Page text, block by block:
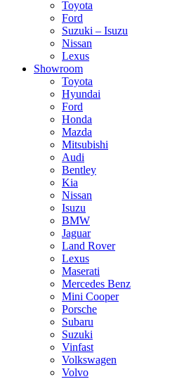
Toyota
Ford
Suzuki – Isuzu
Nissan
Lexus
Showroom
Toyota
Hyundai
Ford
Honda
Mazda
Mitsubishi
Audi
Bentley
Kia
Nissan
Isuzu
BMW
Jaguar
Land Rover
Lexus
Maserati
Mercedes Benz
Mini Cooper
Porsche
Subaru
Suzuki
Vinfast
Volkswagen
Volvo